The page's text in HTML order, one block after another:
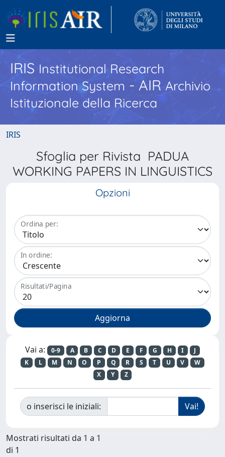
IRISInstitutional Research
Information System - AIR Archivio
Istituzionale della Ricerca
IRIS
Sfoglia per Rivista PADUA
WORKING PAPERS IN LINGUISTICS
Opzioni
Ordina per:
In ordine:
Risultati/Pagina
Vai a: 0-9 A B C D E F G H I
J
K
L M N O P Q R S T U V
W
X
Y Z
o inserisci le iniziali:
Mostrati risultati da 1 a 1
di 1